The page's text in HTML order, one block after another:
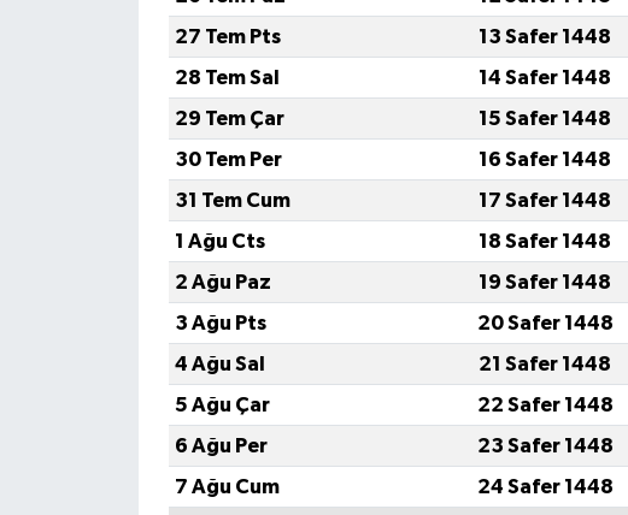
27 Tem Pts
13 Safer 1448
28 Tem Sal
14 Safer 1448
29 Tem Çar
15 Safer 1448
30 Tem Per
16 Safer 1448
31 Tem Cum
17 Safer 1448
1 Ağu Cts
18 Safer 1448
2 Ağu Paz
19 Safer 1448
3 Ağu Pts
20 Safer 1448
4 Ağu Sal
21 Safer 1448
5 Ağu Çar
22 Safer 1448
6 Ağu Per
23 Safer 1448
7 Ağu Cum
24 Safer 1448